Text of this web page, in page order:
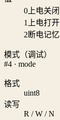
0 上电关闭
1
上电打开
2断电记忆
模式（调试）
#4 · mode
格式
uint8
读写
R / W / N